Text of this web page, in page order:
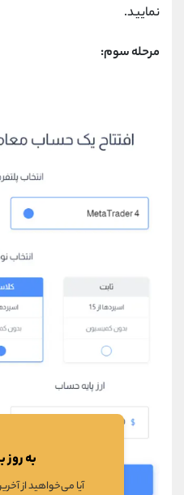
نمایید.
مرحله سوم:
به روز
آیا می‌خواهید از